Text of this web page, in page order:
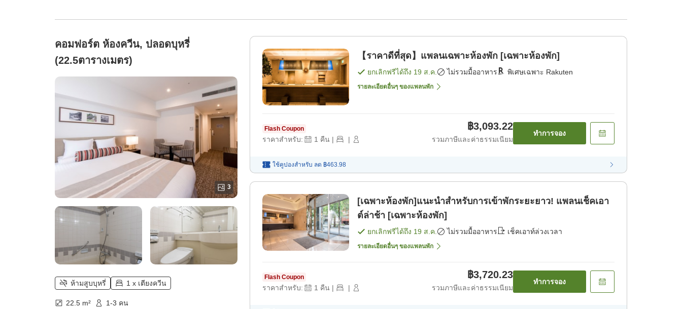
คอมฟอร์ต ห้องควีน, ปลอดบุหรี่
(22.5ตารางเมตร)
3
ห้ามสูบบุหรี่ 1 x เตียงควีน
22.5 m² 1-3 คน
【ราคาดีที่สุด】แพลนเฉพาะห้องพัก [เฉพาะห้องพัก]
ยกเลิกฟรีได้ถึง 19 ส.ค. ไม่รวมมื้ออาหาร พิเศษเฉพาะ Rakuten
รายละเอียดอื่นๆ ของแพลนพัก
Flash Coupon
ราคาสำหรับ: 1 คืน | |
฿3,093.22
รวมภาษีและค่าธรรมเนียม
ทำการจอง
ใช้คูปองสำหรับ ลด ฿463.98
[เฉพาะห้องพัก]แนะนำสำหรับการเข้าพักระยะยาว! แพลนเช็คเอา
ต์ล่าช้า [เฉพาะห้องพัก]
ยกเลิกฟรีได้ถึง 19 ส.ค. ไม่รวมมื้ออาหาร เช็คเอาท์ล่วงเวลา
รายละเอียดอื่นๆ ของแพลนพัก
Flash Coupon
ราคาสำหรับ: 1 คืน | |
฿3,720.23
รวมภาษีและค่าธรรมเนียม
ทำการจอง